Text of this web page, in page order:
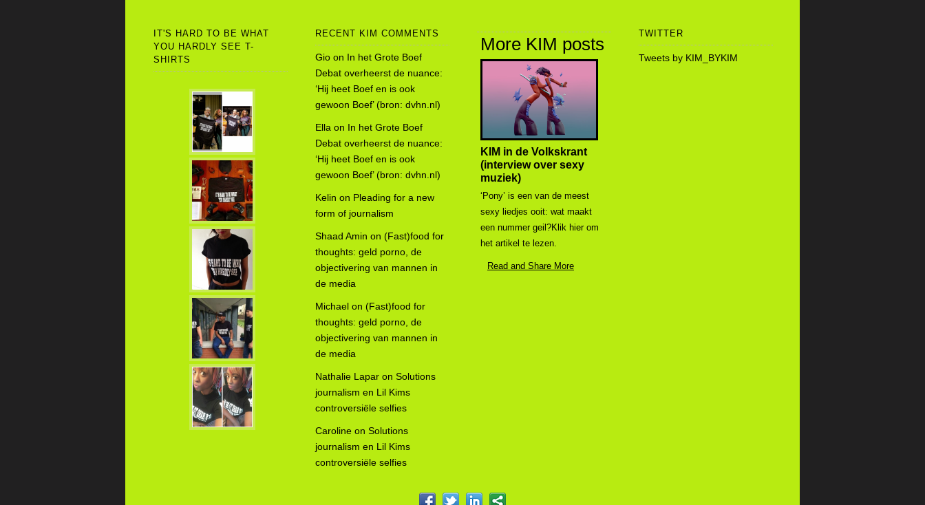
IT'S HARD TO BE WHAT
YOU HARDLY SEE T-
SHIRTS
RECENT KIM COMMENTS
Gio on In het Grote Boef
Debat overheerst de nuance:
‘Hij heet Boef en is ook
gewoon Boef’ (bron: dvhn.nl)
Ella on In het Grote Boef
Debat overheerst de nuance:
‘Hij heet Boef en is ook
gewoon Boef’ (bron: dvhn.nl)
Kelin on Pleading for a new
form of journalism
Shaad Amin on (Fast)food for
thoughts: geld porno, de
objectivering van mannen in
de media
Michael on (Fast)food for
thoughts: geld porno, de
objectivering van mannen in
de media
Nathalie Lapar on Solutions
journalism en Lil Kims
controversiële selfies
Caroline on Solutions
journalism en Lil Kims
controversiële selfies
More KIM posts
KIM in de Volkskrant
(interview over sexy
muziek)
‘Pony’ is een van de meest
sexy liedjes ooit: wat maakt
een nummer geil?Klik hier om
het artikel te lezen.
Read and Share More
TWITTER
Tweets by KIM_BYKIM